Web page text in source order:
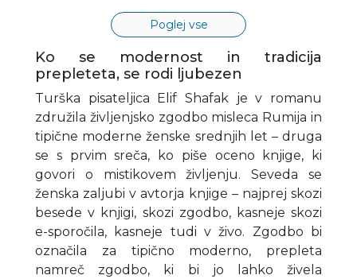
Poglej vse
Ko se modernost in tradicija
prepleteta, se rodi ljubezen
Turška pisateljica Elif Shafak je v romanu
združila življenjsko zgodbo misleca Rumija in
tipične moderne ženske srednjih let – druga
se s prvim sreča, ko piše oceno knjige, ki
govori o mistikovem življenju. Seveda se
ženska zaljubi v avtorja knjige – najprej skozi
besede v knjigi, skozi zgodbo, kasneje skozi
e-sporočila, kasneje tudi v živo. Zgodbo bi
označila za tipično moderno, prepleta
namreč zgodbo, ki bi jo lahko živela